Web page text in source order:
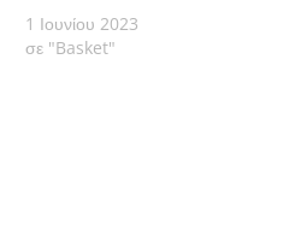
1 Ιουνίου 2023
σε "Basket"